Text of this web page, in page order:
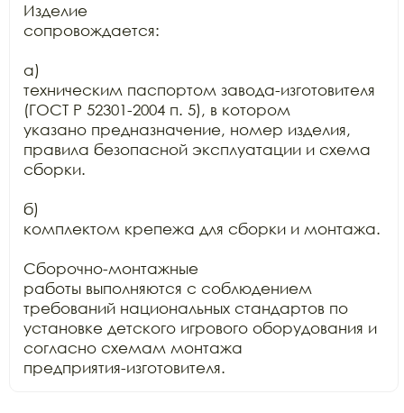
Изделие
сопровождается:
а)
техническим паспортом завода-изготовителя
(ГОСТ Р 52301-2004 п. 5), в котором
указано предназначение, номер изделия,
правила безопасной эксплуатации и схема
сборки.
б)
комплектом крепежа для сборки и монтажа.
Сборочно-монтажные
работы выполняются с соблюдением
требований национальных стандартов по
установке детского игрового оборудования и
согласно схемам монтажа
предприятия-изготовителя.